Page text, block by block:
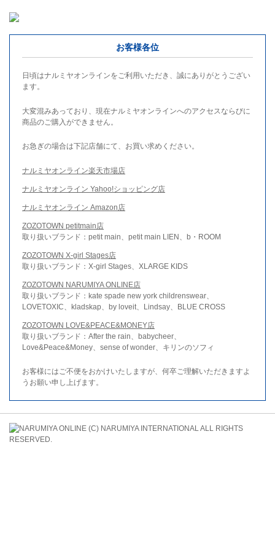
お客様各位
日頃はナルミヤオンラインをご利用いただき、誠にありがとうござい
ます。
大変混みあっており、現在ナルミヤオンラインへのアクセスならびに
商品のご購入ができません。
お急ぎの場合は下記店舗にて、お買い求めください。
ナルミヤオンライン楽天市場店
ナルミヤオンライン Yahoo!ショッピング店
ナルミヤオンライン Amazon店
ZOZOTOWN petitmain店
取り扱いブランド：petit main、petit main LIEN、b・ROOM
ZOZOTOWN X-girl Stages店
取り扱いブランド：X-girl Stages、XLARGE KIDS
ZOZOTOWN NARUMIYA ONLINE店
取り扱いブランド：kate spade new york childrenswear、
LOVETOXIC、kladskap、by loveit、Lindsay、BLUE CROSS
ZOZOTOWN LOVE&PEACE&MONEY店
取り扱いブランド：After the rain、babycheer、
Love&Peace&Money、sense of wonder、キリンのソフィ
お客様にはご不便をおかけいたしますが、何卒ご理解いただきますよ
うお願い申し上げます。